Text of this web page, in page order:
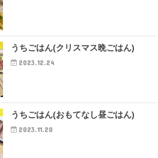
うちごはん(クリスマス晩ごはん)
2023.12.24
うちごはん(おもてなし昼ごはん)
2023.11.20